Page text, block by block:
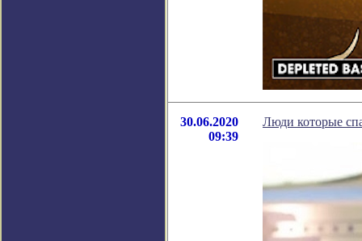
30.06.2020
09:39
Люди которые